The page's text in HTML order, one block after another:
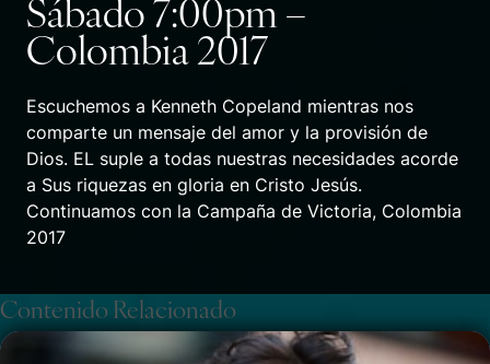
Sábado 7:00pm –
Colombia 2017
Escuchemos a Kenneth Copeland mientras nos
comparte un mensaje del amor y la provisión de
Dios. EL suple a todas nuestras necesidades acorde
a Sus riquezas en gloria en Cristo Jesús.
Continuamos con la Campaña de Victoria, Colombia
2017
Contenido Relacionado